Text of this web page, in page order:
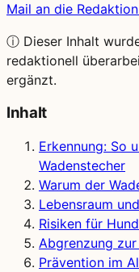
Mail an die
ⓘ Dieser Inhalt
redaktionell
ergänzt.
Inhalt
Erkennung: So
Wadenstecher
Warum der
Lebensraum
Risiken für
Abgrenzung
Prävention im